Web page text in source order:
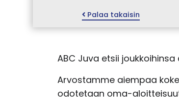
Palaa takaisin
ABC Juva etsii
Arvostamme aiempaa
odotetaan oma-